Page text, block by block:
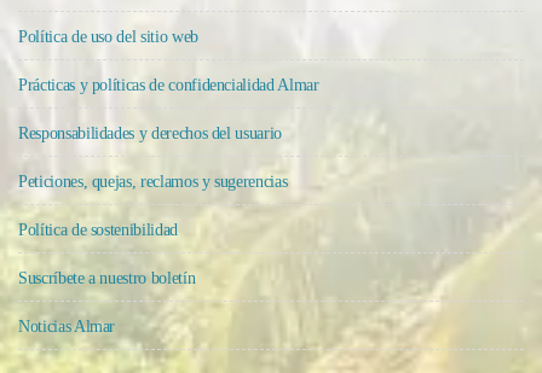
Política de uso del sitio web
Prácticas y políticas de confidencialidad Almar
Responsabilidades y derechos del usuario
Peticiones, quejas, reclamos y sugerencias
Política de sostenibilidad
Suscríbete a nuestro boletín
Noticias Almar